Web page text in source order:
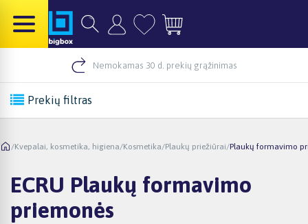
Nemokamas 30 d. prekių grąžinimas
Prekių filtras
/Kvepalai, kosmetika, higiena/Kosmetika/Plaukų priežiūrai/Plaukų formavimo
ECRU Plaukų formavimo
priemonės